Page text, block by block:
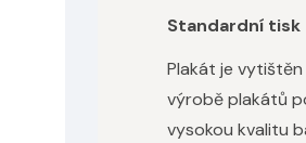
Standardní tisk
Plakát je
výrobě plakátů
vysokou kvalitu